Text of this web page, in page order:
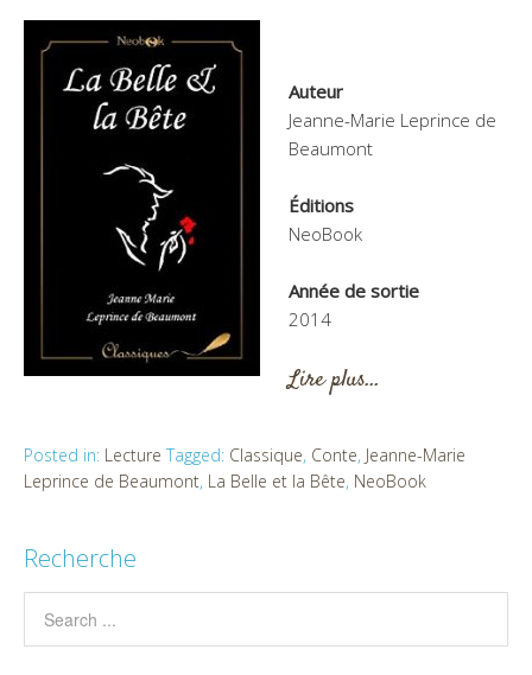
Auteur
Jeanne-Marie Leprince de
Beaumont
Éditions
NeoBook
Année de sortie
2014
Lire plus…
Posted in: Lecture Tagged: Classique, Conte, Jeanne-Marie
Leprince de Beaumont, La Belle et la Bête, NeoBook
Recherche